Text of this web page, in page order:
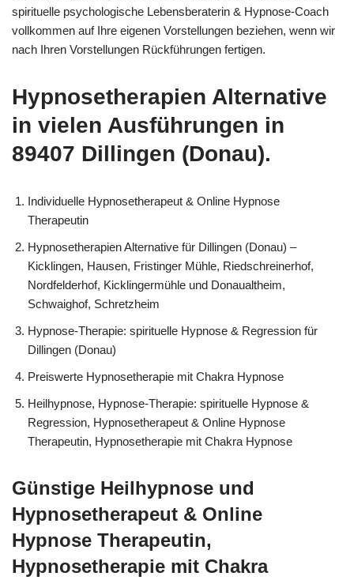
spirituelle psychologische Lebensberaterin & Hypnose-Coach
vollkommen auf Ihre eigenen Vorstellungen beziehen, wenn wir
nach Ihren Vorstellungen Rückführungen fertigen.
Hypnosetherapien Alternative
in vielen Ausführungen in
89407 Dillingen (Donau).
Individuelle Hypnosetherapeut & Online Hypnose
Therapeutin
Hypnosetherapien Alternative für Dillingen (Donau) –
Kicklingen, Hausen, Fristinger Mühle, Riedschreinerhof,
Nordfelderhof, Kicklingermühle und Donaualtheim,
Schwaighof, Schretzheim
Hypnose-Therapie: spirituelle Hypnose & Regression für
Dillingen (Donau)
Preiswerte Hypnosetherapie mit Chakra Hypnose
Heilhypnose, Hypnose-Therapie: spirituelle Hypnose &
Regression, Hypnosetherapeut & Online Hypnose
Therapeutin, Hypnosetherapie mit Chakra Hypnose
Günstige Heilhypnose und
Hypnosetherapeut & Online
Hypnose Therapeutin,
Hypnosetherapie mit Chakra